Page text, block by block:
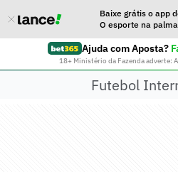
Baixe grátis o app
O esporte na
Ajuda com Aposta?
18+ Ministério da Fazenda adverte:
Futebol